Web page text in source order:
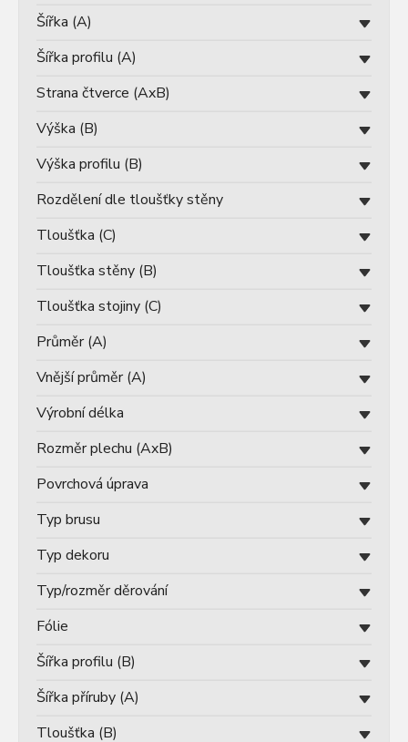
Fólie
Povrchová úprava
Průměr (A)
Rozdělení dle tloušťky stěny
Rozměr plechu (AxB)
Strana čtverce (AxB)
Šířka (A)
Šířka profilu (A)
Šířka profilu (B)
Šířka příruby (A)
Tloušťka (B)
Tloušťka (C)
Tloušťka stěny (B)
Tloušťka stojiny (C)
Typ brusu
Typ dekoru
Typ/rozměr děrování
Vnější průměr (A)
Výrobní délka
Výška (B)
Výška profilu (B)